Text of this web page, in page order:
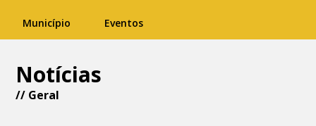
Município Eventos
Notícias
// Geral